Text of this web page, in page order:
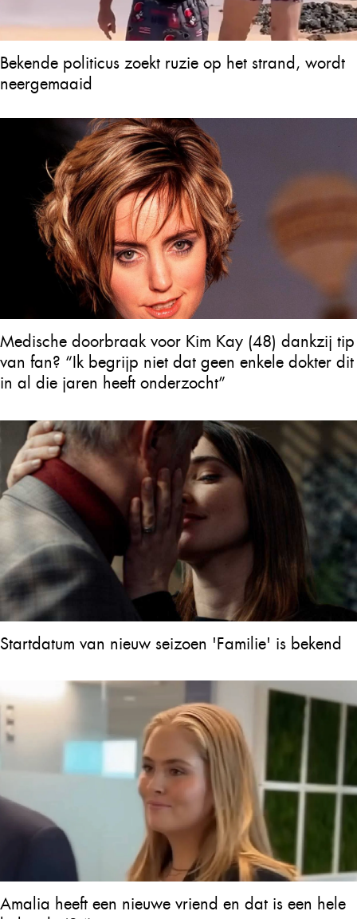
Bekende politicus zoekt ruzie op het strand, wordt
neergemaaid
Medische doorbraak voor Kim Kay (48) dankzij tip
van fan? “Ik begrijp niet dat geen enkele dokter dit
in al die jaren heeft onderzocht”
Startdatum van nieuw seizoen 'Familie' is bekend
Amalia heeft een nieuwe vriend en dat is een hele